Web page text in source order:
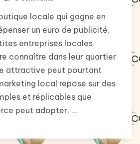
locale qui gagne en
un euro de publicité.
entreprises locales
connaître dans leur quartier
attractive peut pourtant
local repose sur des
et réplicables que
peut adopter. …